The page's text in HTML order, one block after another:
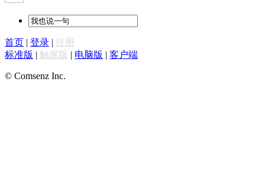
首页 登录
注册
标准版
触屏版 电脑版 客户端
© Comsenz Inc.